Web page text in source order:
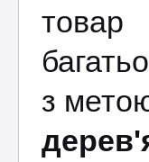
з